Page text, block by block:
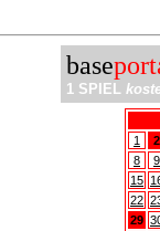
base
1 SPIEL
1
2
8
9
15
22
29